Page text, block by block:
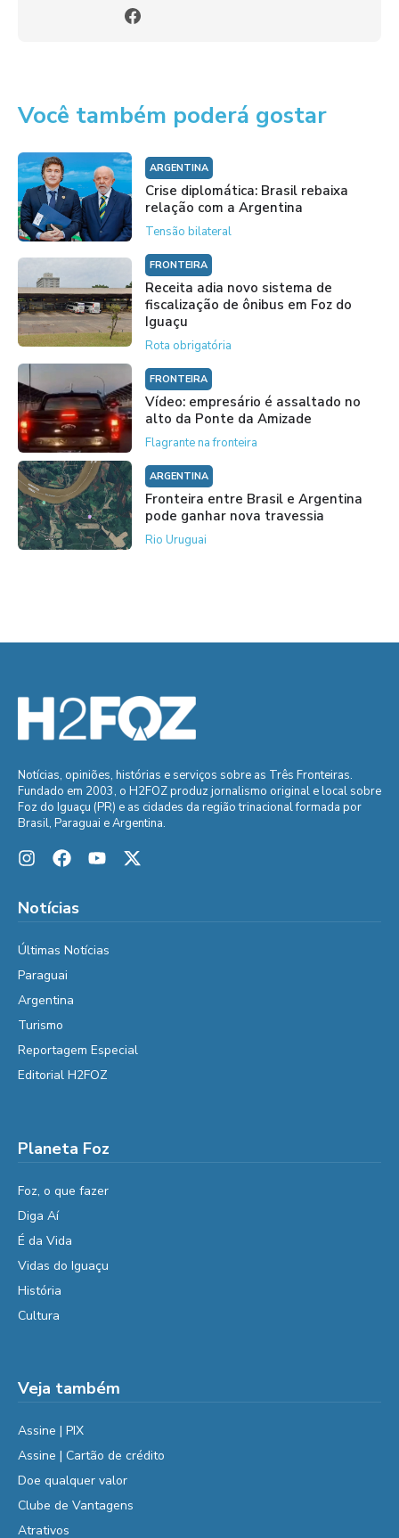
Você também poderá gostar
ARGENTINA
Crise diplomática: Brasil rebaixa
relação com a Argentina
Tensão bilateral
FRONTEIRA
Receita adia novo sistema de
fiscalização de ônibus em Foz do
Iguaçu
Rota obrigatória
FRONTEIRA
Vídeo: empresário é assaltado no
alto da Ponte da Amizade
Flagrante na fronteira
ARGENTINA
Fronteira entre Brasil e Argentina
pode ganhar nova travessia
Rio Uruguai
Notícias, opiniões, histórias e serviços sobre as Três Fronteiras.
Fundado em 2003, o H2FOZ produz jornalismo original e local sobre
Foz do Iguaçu (PR) e as cidades da região trinacional formada por
Brasil, Paraguai e Argentina.
Notícias
Últimas Notícias
Paraguai
Argentina
Turismo
Reportagem Especial
Editorial H2FOZ
Planeta Foz
Foz, o que fazer
Diga Aí
É da Vida
Vidas do Iguaçu
História
Cultura
Veja também
Assine | PIX
Assine | Cartão de crédito
Doe qualquer valor
Clube de Vantagens
Atrativos